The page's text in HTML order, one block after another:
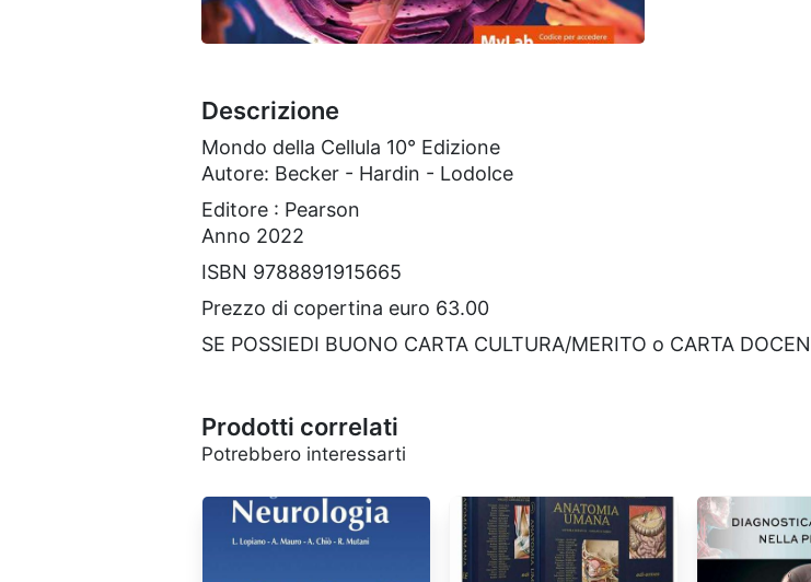
Descrizione
Mondo della Cellula 10° Edizione
Autore: Becker - Hardin - Lodolce
Editore : Pearson
Anno 2022
ISBN 9788891915665
Prezzo di copertina euro 63.00
SE POSSIEDI BUONO CARTA CULTURA/MERITO o CARTA
Prodotti correlati
Potrebbero interessarti